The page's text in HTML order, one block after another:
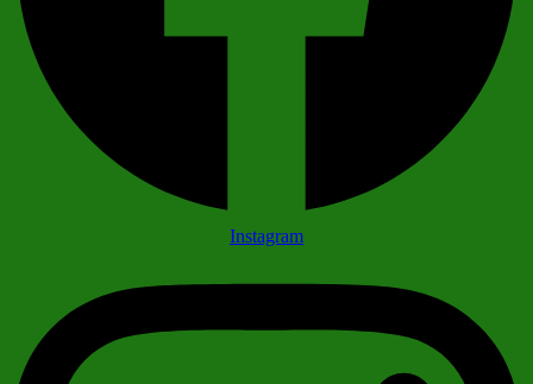
Instagram